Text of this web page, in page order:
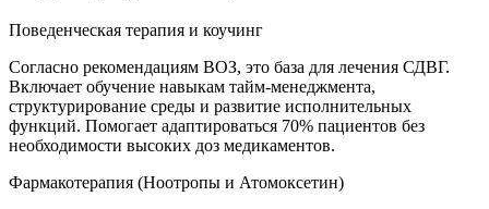
Поведенческая терапия и коучинг
Согласно рекомендациям ВОЗ, это база для лечения СДВГ.
Включает обучение навыкам тайм-менеджмента,
структурирование среды и развитие исполнительных
функций. Помогает адаптироваться 70% пациентов без
необходимости высоких доз медикаментов.
Фармакотерапия (Ноотропы и Атомоксетин)